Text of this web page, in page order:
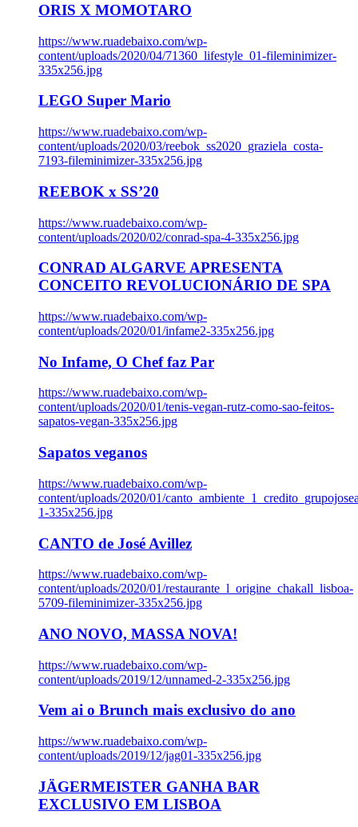
ORIS X MOMOTARO
https://www.ruadebaixo.com/wp-
content/uploads/2020/04/71360_lifestyle_01-fileminimizer-
335x256.jpg
LEGO Super Mario
https://www.ruadebaixo.com/wp-
content/uploads/2020/03/reebok_ss2020_graziela_costa-
7193-fileminimizer-335x256.jpg
REEBOK x SS’20
https://www.ruadebaixo.com/wp-
content/uploads/2020/02/conrad-spa-4-335x256.jpg
CONRAD ALGARVE APRESENTA
CONCEITO REVOLUCIONÁRIO DE SPA
https://www.ruadebaixo.com/wp-
content/uploads/2020/01/infame2-335x256.jpg
No Infame, O Chef faz Par
https://www.ruadebaixo.com/wp-
content/uploads/2020/01/tenis-vegan-rutz-como-sao-feitos-
sapatos-vegan-335x256.jpg
Sapatos veganos
https://www.ruadebaixo.com/wp-
content/uploads/2020/01/
1-335x256.jpg
CANTO de José Avillez
https://www.ruadebaixo.com/wp-
content/uploads/2020/01/restaurante_l_origine_chakall_lisboa-
5709-fileminimizer-335x256.jpg
ANO NOVO, MASSA NOVA!
https://www.ruadebaixo.com/wp-
content/uploads/2019/12/unnamed-2-335x256.jpg
Vem ai o Brunch mais exclusivo do ano
https://www.ruadebaixo.com/wp-
content/uploads/2019/12/jag01-335x256.jpg
JÄGERMEISTER GANHA BAR
EXCLUSIVO EM LISBOA